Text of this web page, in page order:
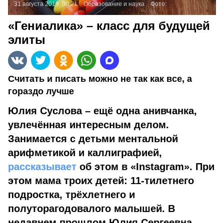
31 августа 2019, 00:21 Образование и наука Фото:
«Гениалика» – класс для будущей
элиты
Считать и писать можно не так как все, а
гораздо лучше
Юлия Суслова – ещё одна анивчанка,
увлечённая интересным делом.
Занимается с детьми ментальной
арифметикой и каллиграфией,
рассказывает об этом в «Instagram». При
этом мама троих детей: 11-тилетнего
подростка, трёхлетнего и
полуторагодовалого малышей. В